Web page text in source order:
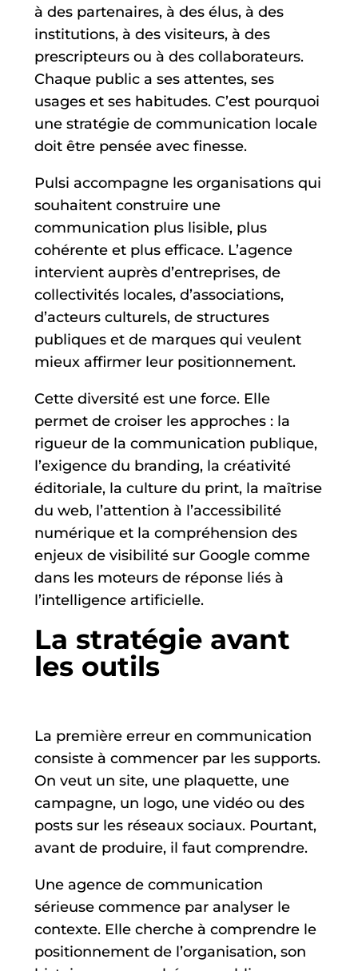
à des partenaires, à des élus, à des
institutions, à des visiteurs, à des
prescripteurs ou à des collaborateurs.
Chaque public a ses attentes, ses
usages et ses habitudes. C’est pourquoi
une stratégie de communication locale
doit être pensée avec finesse.
Pulsi accompagne les organisations qui
souhaitent construire une
communication plus lisible, plus
cohérente et plus efficace. L’agence
intervient auprès d’entreprises, de
collectivités locales, d’associations,
d’acteurs culturels, de structures
publiques et de marques qui veulent
mieux affirmer leur positionnement.
Cette diversité est une force. Elle
permet de croiser les approches : la
rigueur de la communication publique,
l’exigence du branding, la créativité
éditoriale, la culture du print, la maîtrise
du web, l’attention à l’accessibilité
numérique et la compréhension des
enjeux de visibilité sur Google comme
dans les moteurs de réponse liés à
l’intelligence artificielle.
La stratégie avant
les outils
La première erreur en communication
consiste à commencer par les supports.
On veut un site, une plaquette, une
campagne, un logo, une vidéo ou des
posts sur les réseaux sociaux. Pourtant,
avant de produire, il faut comprendre.
Une agence de communication
sérieuse commence par analyser le
contexte. Elle cherche à comprendre le
positionnement de l’organisation, son